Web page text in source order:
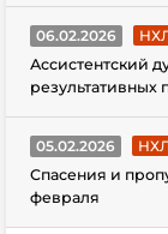
06.02.2026
Ассистентский
результативных
05.02.2026
Спасения и
февраля